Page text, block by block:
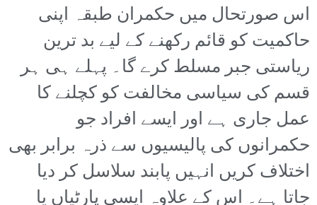
اس صورتحال میں حکمران طبقہ اپنی
حاکمیت کو قائم رکھنے کے لیے بد ترین
ریاستی جبر مسلط کرے گا۔ پہلے ہی ہر
قسم کی سیاسی مخالفت کو کچلنے کا
عمل جاری ہے اور ایسے افراد جو
حکمرانوں کی پالیسیوں سے ذرہ برابر بھی
اختلاف کریں انہیں پابند سلاسل کر دیا